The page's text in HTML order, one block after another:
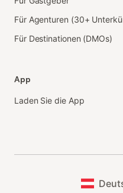
Für Agenturen (30+
Für Destinationen (DMOs)
App
Laden Sie die App